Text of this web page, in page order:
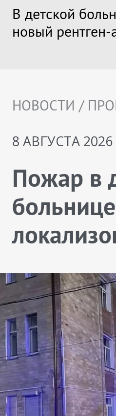
В детской
новый рентген-
НОВОСТИ /
8 АВГУСТА 2026
Пожар в